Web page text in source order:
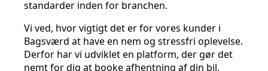
standarder inden for branchen.
Vi ved, hvor vigtigt det er for vores kunder i
Bagsværd at have en nem og stressfri oplevelse.
Derfor har vi udviklet en platform, der gør det
nemt for dig at booke afhentning af din bil,